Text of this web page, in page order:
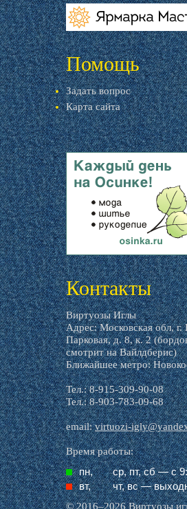
livemaster.ru
Помощь
Задать вопрос
Карта сайта
livemaster.ru
Контакты
Виртуозы Иглы
Адрес: Московская обл, г.
Парковая, д. 8, к. 2
смотрит на Вайлдберис)
Ближайшее метро:
Тел.: 8-915-309-90-08
Тел.: 8-903-783-09-68
email:virtuozi-
Время работы:
пн,
ср, пт, cб — с
вт,
чт, вс —
© 2016–2026 Виртуозы